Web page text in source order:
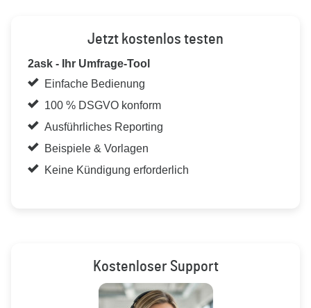
Jetzt kostenlos testen
2ask - Ihr Umfrage-Tool
Einfache Bedienung
100 % DSGVO konform
Ausführliches Reporting
Beispiele & Vorlagen
Keine Kündigung erforderlich
Kostenloser Support